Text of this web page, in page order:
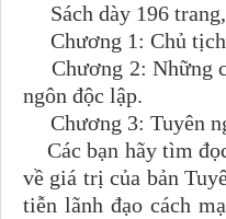
Sách dày 196
Chương 1: Chủ tịch
Chương 2: Những
ngôn độc lập.
Chương 3: Tuyên
Các bạn hãy tìm
về giá trị của bản
tiễn lãnh đạo cách